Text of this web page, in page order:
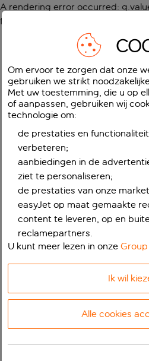
A rendering error occurred:
function
Om ervoor te zorgen dat onze
gebruiken we strikt
Met uw toestemming, die u op
of aanpassen, gebruiken wij
technologie om:
de prestaties en
verbeteren;
aanbiedingen in de
ziet te personaliseren;
de prestaties van onze
easyJet op maat gemaakte
content te leveren, op en
reclamepartners.
U kunt meer lezen in onze
Ik wil
Alle cookies